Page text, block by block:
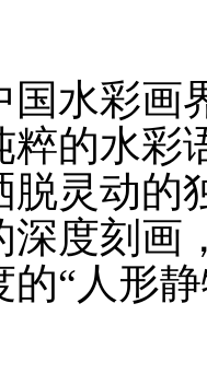
彩画
粹的水彩
脱灵动的
深度刻画
“人形